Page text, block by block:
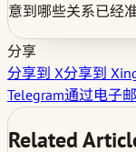
意到哪些关系已经
分享
分享到 X分享到
Telegram通过电子
Related